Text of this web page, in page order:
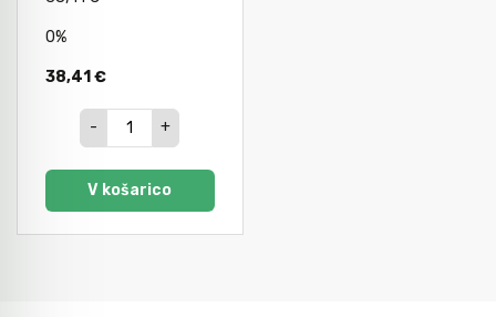
0%
38,41 €
- +
V košarico